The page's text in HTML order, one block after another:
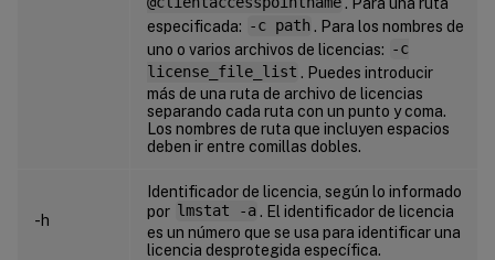
especificada: -c path . Para los nombres de
uno o varios archivos de licencias: -c
license_file_list . Puedes introducir
más de una ruta de archivo de licencias
separando cada ruta con un punto y coma.
Los nombres de ruta que incluyen espacios
deben ir entre comillas dobles.
-h
Identificador de licencia, según lo informado
por lmstat -a. El identificador de licencia
es un número que se usa para identificar una
licencia desprotegida específica.